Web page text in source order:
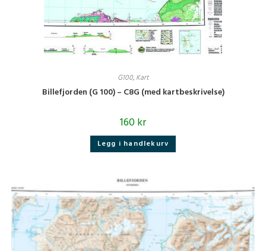
G100, Kart
Billefjorden (G 100) – C8G (med kartbeskrivelse)
160kr
Legg i handlekurv